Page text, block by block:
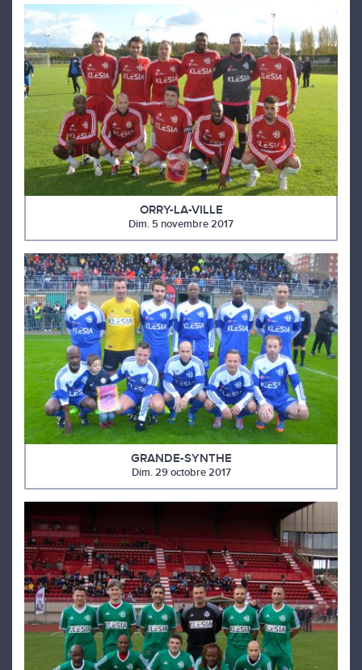
ORRY-LA-VILLE
Dim. 5 novembre 2017
GRANDE-SYNTHE
Dim. 29 octobre 2017